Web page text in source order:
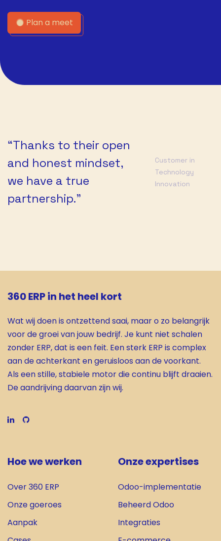
Plan a meet
“Thanks to their open
and honest mindset,
we have a true
partnership."
Customer in
Technology
Innovation
360 ERP in het heel kort
Wat wij doen is ontzettend saai, maar o zo belangrijk
voor de groei van jouw bedrijf. Je kunt niet schalen
zonder ERP, dat is een feit. Een sterk ERP is complex
aan de achterkant en geruisloos aan de voorkant.
Als een stille, stabiele motor die continu blijft draaien.
De aandrijving daarvan zijn wij.
Hoe we werken
Over 360 ERP
Onze goeroes
Aanpak
Onze expertises
Odoo-implementatie
Beheerd Odoo
Integrat​ies